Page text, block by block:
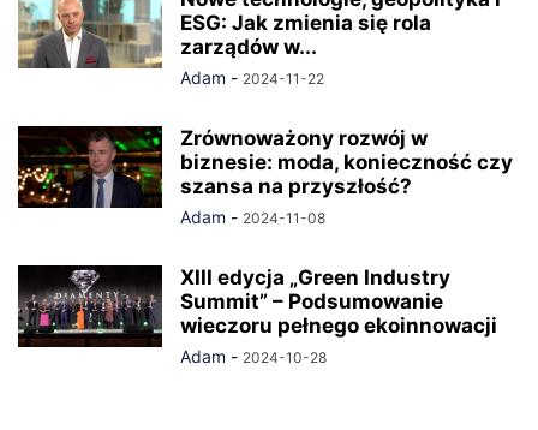
ESG: Jak zmienia się rola
zarządów w...
Adam - 2024-11-22
Zrównoważony rozwój w
biznesie: moda, konieczność czy
szansa na przyszłość?
Adam - 2024-11-08
XIII edycja „Green Industry
Summit” – Podsumowanie
wieczoru pełnego ekoinnowacji
Adam - 2024-10-28